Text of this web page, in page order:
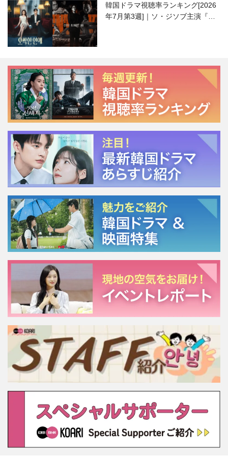
韓国ドラマ視聴率ランキング[2026
年7月第3週]｜ソ・ジソブ主演『エ